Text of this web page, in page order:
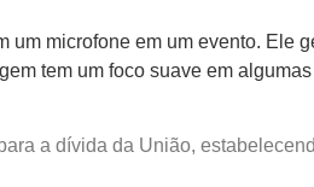
a dívida da União,